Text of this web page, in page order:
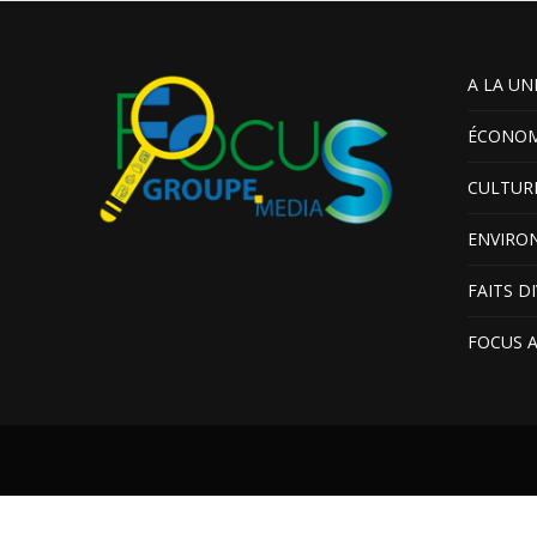
A LA
FAITS
FOCUS